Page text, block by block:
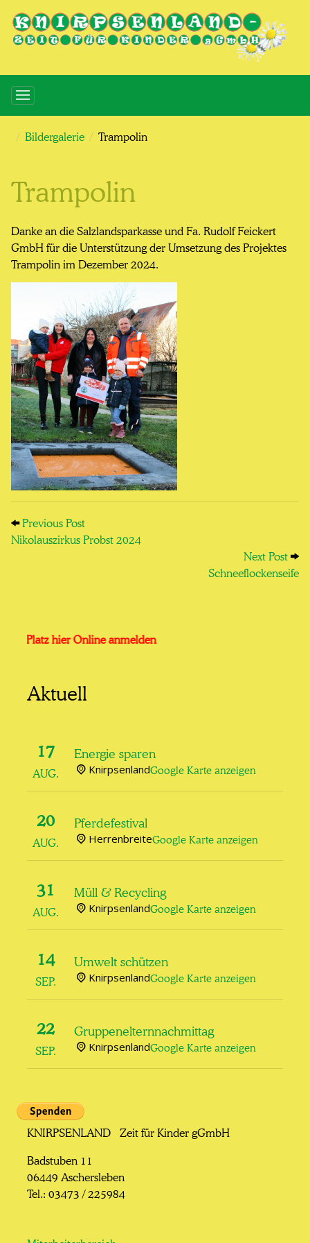
Bildergalerie Trampolin
Trampolin
Danke an die Salzlandsparkasse und Fa. Rudolf Feickert
GmbH für die Unterstützung der Umsetzung des Projektes
Trampolin im Dezember 2024.
Post navigation
Previous PostPrevious Post: Nikolauszirkus Probst 2024
Nikolauszirkus Probst 2024
Next PostNext
Schneeflockenseife
Kita Platz hier Online anmelden
Aktuell
17
AUG.
Energie sparen
KnirpsenlandGoogle Karte anzeigen
20
AUG.
Pferdefestival
HerrenbreiteGoogle Karte anzeigen
31
AUG.
Müll & Recycling
KnirpsenlandGoogle Karte anzeigen
14
SEP.
Umwelt schützen
KnirpsenlandGoogle Karte anzeigen
22
SEP.
Gruppenelternnachmittag
KnirpsenlandGoogle Karte anzeigen
KNIRPSENLAND Zeit für Kinder gGmbH
Badstuben 11
06449 Aschersleben
Tel.: 03473 / 225984